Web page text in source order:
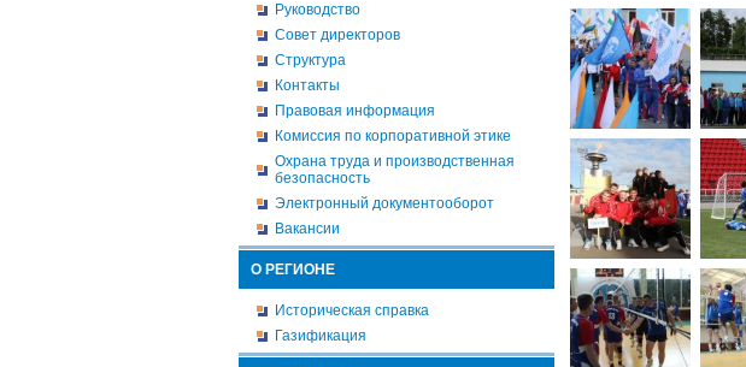
Руководство
Совет директоров
Структура
Контакты
Правовая информация
Комиссия по корпоративной этике
Охрана труда и производственная
безопасность
Электронный документооборот
Вакансии
О РЕГИОНЕ
Историческая справка
Газификация